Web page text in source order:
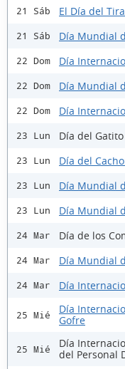
21 Sáb El Día del
21 Sáb Día Mundial
22 Dom Día
22 Dom Día Mundial
22 Dom Día
23 Lun Día del
23 Lun Día del
23 Lun Día Mundial
23 Lun Día Mundial
24 Mar Día de los
24 Mar Día Mundial
24 Mar Día
25 Mié
Día
Gofre
25 Mié
Día
del Personal